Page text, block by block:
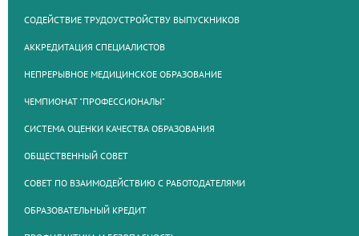
СОДЕЙСТВИЕ ТРУДОУСТРОЙСТВУ ВЫПУСКНИКОВ
АККРЕДИТАЦИЯ СПЕЦИАЛИСТОВ
НЕПРЕРЫВНОЕ МЕДИЦИНСКОЕ ОБРАЗОВАНИЕ
ЧЕМПИОНАТ "ПРОФЕССИОНАЛЫ"
СИСТЕМА ОЦЕНКИ КАЧЕСТВА ОБРАЗОВАНИЯ
ОБЩЕСТВЕННЫЙ СОВЕТ
СОВЕТ ПО ВЗАИМОДЕЙСТВИЮ С РАБОТОДАТЕЛЯМИ
ОБРАЗОВАТЕЛЬНЫЙ КРЕДИТ